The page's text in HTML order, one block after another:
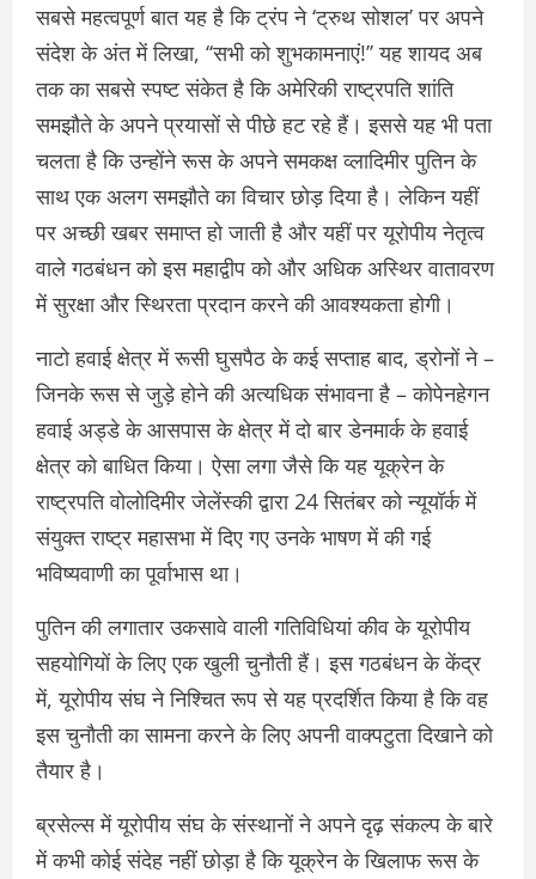
सबसे महत्वपूर्ण बात यह है कि ट्रंप ने ‘ट्रुथ सोशल’ पर अपने
संदेश के अंत में लिखा, ‘‘सभी को शुभकामनाएं!’’ यह शायद अब
तक का सबसे स्पष्ट संकेत है कि अमेरिकी राष्ट्रपति शांति
समझौते के अपने प्रयासों से पीछे हट रहे हैं। इससे यह भी पता
चलता है कि उन्होंने रूस के अपने समकक्ष व्लादिमीर पुतिन के
साथ एक अलग समझौते का विचार छोड़ दिया है। लेकिन यहीं
पर अच्छी खबर समाप्त हो जाती है और यहीं पर यूरोपीय नेतृत्व
वाले गठबंधन को इस महाद्वीप को और अधिक अस्थिर वातावरण
में सुरक्षा और स्थिरता प्रदान करने की आवश्यकता होगी।
नाटो हवाई क्षेत्र में रूसी घुसपैठ के कई सप्ताह बाद, ड्रोनों ने –
जिनके रूस से जुड़े होने की अत्यधिक संभावना है – कोपेनहेगन
हवाई अड्डे के आसपास के क्षेत्र में दो बार डेनमार्क के हवाई
क्षेत्र को बाधित किया। ऐसा लगा जैसे कि यह यूक्रेन के
राष्ट्रपति वोलोदिमीर जेलेंस्की द्वारा 24 सितंबर को न्यूयॉर्क में
संयुक्त राष्ट्र महासभा में दिए गए उनके भाषण में की गई
भविष्यवाणी का पूर्वाभास था।
पुतिन की लगातार उकसावे वाली गतिविधियां कीव के यूरोपीय
सहयोगियों के लिए एक खुली चुनौती हैं। इस गठबंधन के केंद्र
में, यूरोपीय संघ ने निश्चित रूप से यह प्रदर्शित किया है कि वह
इस चुनौती का सामना करने के लिए अपनी वाक्पटुता दिखाने को
तैयार है।
ब्रसेल्स में यूरोपीय संघ के संस्थानों ने अपने दृढ़ संकल्प के बारे
में कभी कोई संदेह नहीं छोड़ा है कि यूक्रेन के खिलाफ रूस के